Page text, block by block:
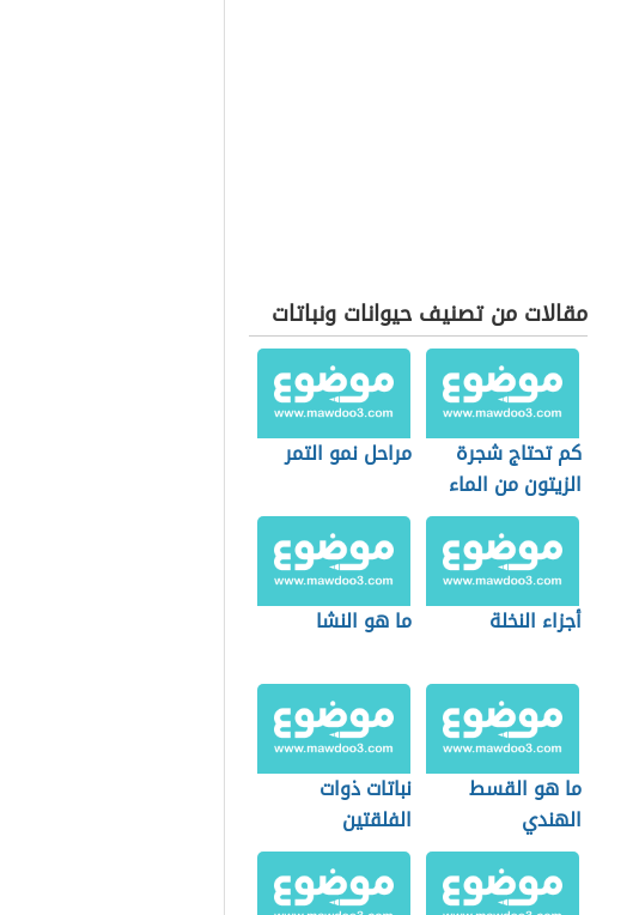
مقالات من تصنيف حيوانات ونباتات
كم تحتاج شجرة
الزيتون من الماء
مراحل نمو التمر
أجزاء النخلة ما هو النشا
ما هو القسط
الهندي
نباتات ذوات
الفلقتين